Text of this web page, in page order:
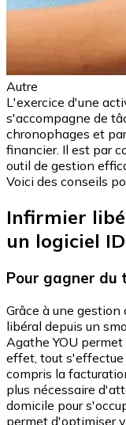
Autre
L'exercice d'une
s'accompagne de
chronophages et
financier. Il est par
outil de gestion
Voici des conseils
Infirmier
un logiciel
Pour gagner du
Grâce à une
libéral depuis un
Agathe YOU
effet, tout
compris la
plus nécessaire
domicile pour
permet d'optimiser